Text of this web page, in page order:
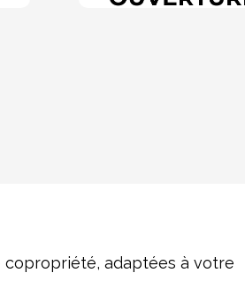
copropriété, adaptées à votre